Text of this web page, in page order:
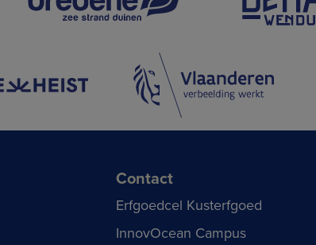
Contact
Erfgoedcel Kusterfgoed
InnovOcean Campus